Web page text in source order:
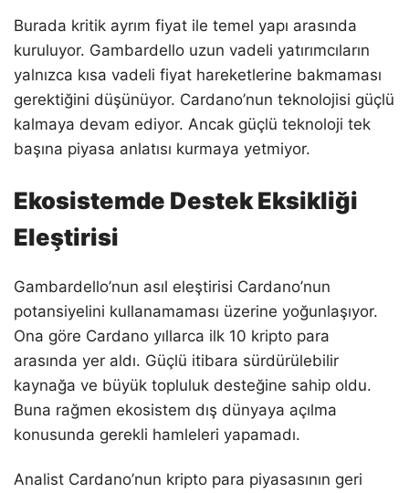
Burada kritik ayrım fiyat ile temel yapı arasında
kuruluyor. Gambardello uzun vadeli yatırımcıların
yalnızca kısa vadeli fiyat hareketlerine bakmaması
gerektiğini düşünüyor. Cardano’nun teknolojisi güçlü
kalmaya devam ediyor. Ancak güçlü teknoloji tek
başına piyasa anlatısı kurmaya yetmiyor.
Ekosistemde Destek Eksikliği
Eleştirisi
Gambardello’nun asıl eleştirisi Cardano’nun
potansiyelini kullanamaması üzerine yoğunlaşıyor.
Ona göre Cardano yıllarca ilk 10 kripto para
arasında yer aldı. Güçlü itibara sürdürülebilir
kaynağa ve büyük topluluk desteğine sahip oldu.
Buna rağmen ekosistem dış dünyaya açılma
konusunda gerekli hamleleri yapamadı.
Analist Cardano’nun kripto para piyasasının geri